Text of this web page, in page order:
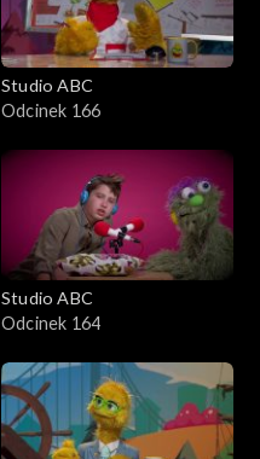
Studio ABC
Odcinek 166
Studio ABC
Odcinek 164